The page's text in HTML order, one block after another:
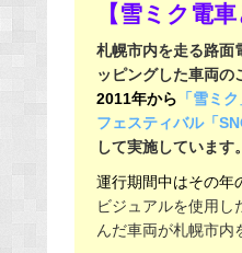
【雪ミク電車
札幌市内を走る路面
ッピングした車両の
2011年から 「雪ミ
フェスティバル「
して実施しています。
運行期間中はその年
ビジュアルを使用し
んだ車両が札幌市内